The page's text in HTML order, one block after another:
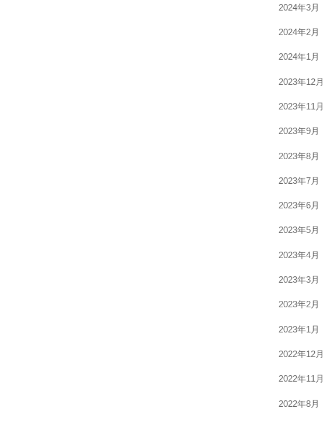
2024年3月
2024年2月
2024年1月
2023年12月
2023年11月
2023年9月
2023年8月
2023年7月
2023年6月
2023年5月
2023年4月
2023年3月
2023年2月
2023年1月
2022年12月
2022年11月
2022年8月